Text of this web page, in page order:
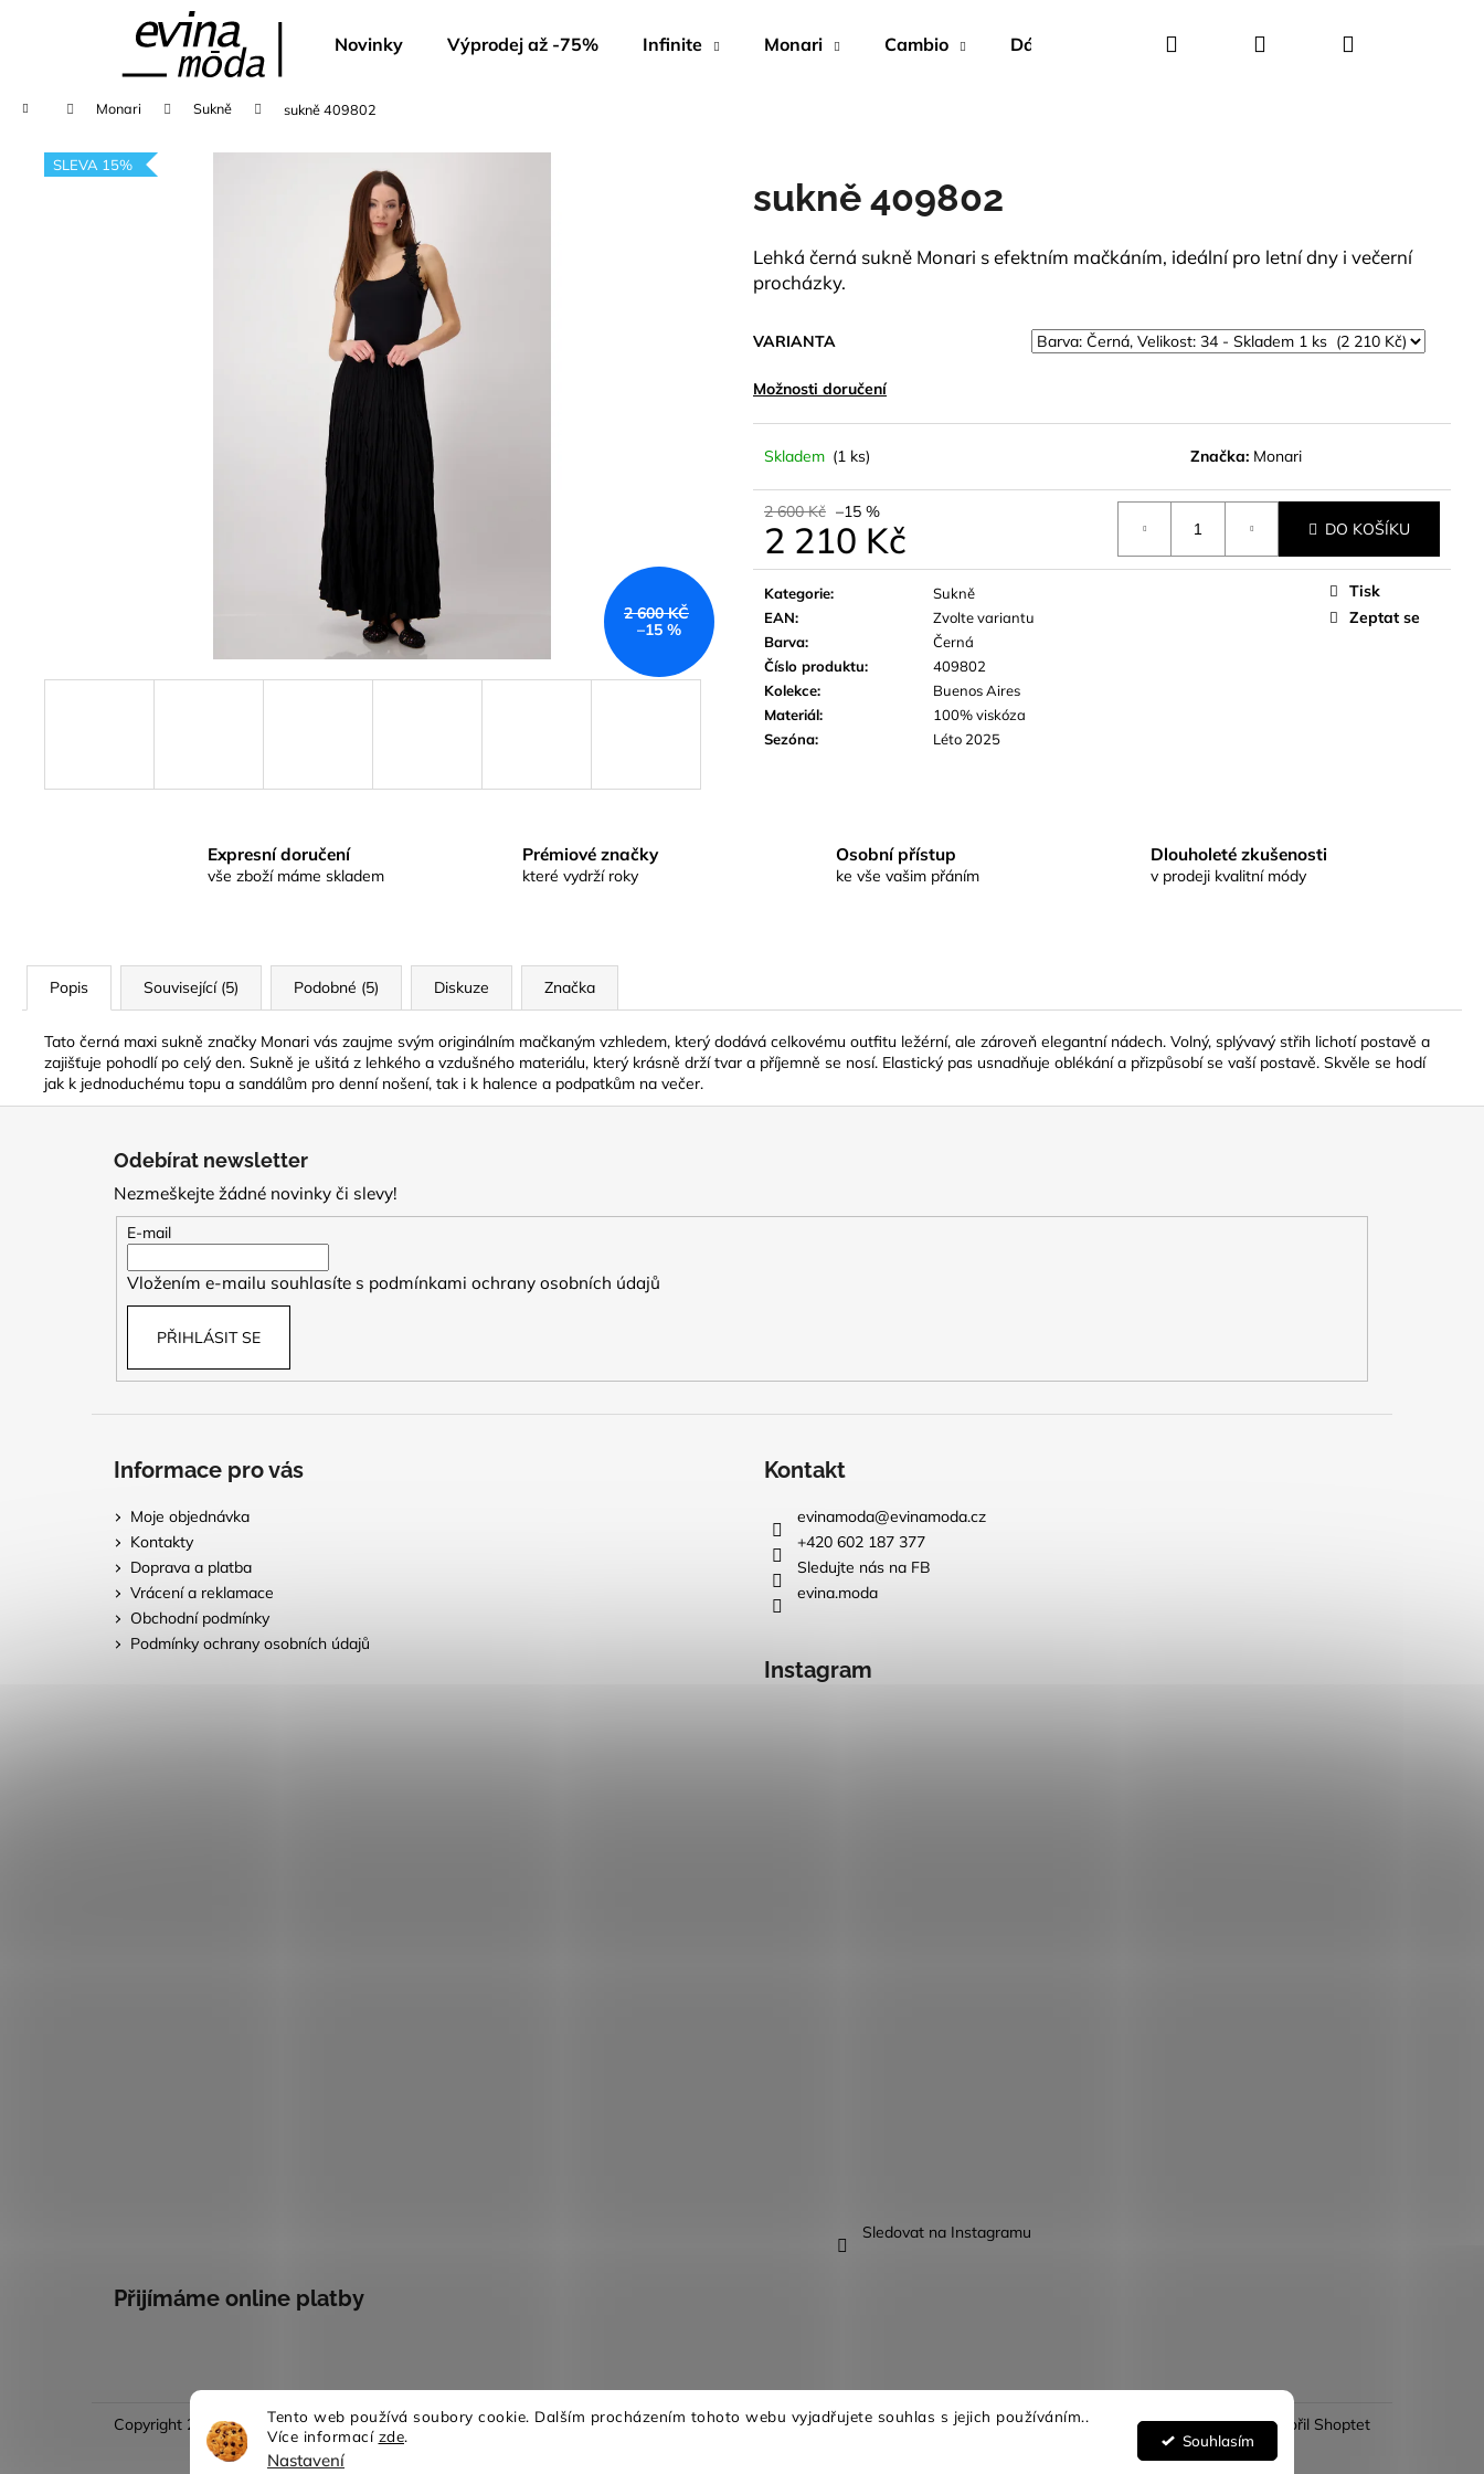
Tento web používá soubory cookie. Dalším procházením tohoto webu vyjadřujete souhlas s jejich používáním..
Více informací zde.
Nastavení
Souhlasím
Novinky Výprodej až -75% Infinite Monari Cambio Dárkové poukazy Creenstone
Hledat PřihlášeníNákupní
Domů Monari Sukně sukně 409802
sukně 409802
Lehká černá sukně Monari s efektním mačkáním, ideální pro letní dny i večerní
procházky.
VARIANTA
Možnosti doručení
Skladem (1 ks) Značka: Monari
2 600 Kč –15 %
2 210 Kč
Měrná
cena:
DO KOŠÍKU
Kategorie:
Sukně
EAN:
Zvolte variantu
Barva:
Černá
Číslo produktu:
409802
Kolekce:
Buenos Aires
Materiál:
100% viskóza
Sezóna: Léto 2025
Tisk
Zeptat se
SLEVA 15%
2 600 KČ
–15 %
Expresní doručení
vše zboží máme skladem
Prémiové značky
které vydrží roky
Osobní přístup
ke vše vašim přáním
Dlouholeté zkušenosti
v prodeji kvalitní módy
Popis Související (5) Podobné (5) Diskuze Značka
Tato černá maxi sukně značky Monari vás zaujme svým originálním mačkaným vzhledem, který dodává celkovému outfitu ležérní, ale zároveň elegantní nádech. Volný, splývavý střih lichotí postavě a
zajišťuje pohodlí po celý den. Sukně je ušitá z lehkého a vzdušného materiálu, který krásně drží tvar a příjemně se nosí. Elastický pas usnadňuje oblékání a přizpůsobí se vaší postavě. Skvěle se hodí
jak k jednoduchému topu a sandálům pro denní nošení, tak i k halence a podpatkům na večer.
HLEDAT
Odebírat newsletter
Nezmeškejte žádné novinky či slevy!
E-mail
Vložením e-mailu souhlasíte s podmínkami ochrany osobních údajů
PŘIHLÁSIT SE
Informace pro vás
Moje objednávka
Kontakty
Doprava a platba
Vrácení a reklamace
Obchodní podmínky
Podmínky ochrany osobních údajů
Kontakt
evinamoda@evinamoda.cz
+420 602 187 377
Sledujte nás na FB
evina.moda
Instagram
Sledovat na Instagramu
Přijímáme online platby
Vytvořil Shoptet
Copyright 2026Evina móda . Všechna práva vyhrazena.Upravit nastavení cookies